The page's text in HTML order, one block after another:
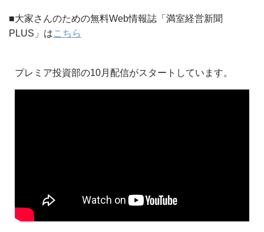
■大家さんのための無料Web情報誌「満室経営新聞
PLUS」はこちら
プレミア投資部の10月配信がスタートしています。